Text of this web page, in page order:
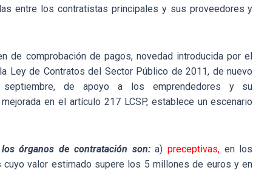
entre los contratistas principales y sus proveedores y
de comprobación de pagos, novedad introducida por el
Ley de Contratos del Sector Público de 2011, de nuevo
de apoyo a los emprendedores y su
en el artículo 217 LCSP, establece un escenario
órganos de contratación son: a)preceptivas, en los
valor estimado supere los 5 millones de euros y en